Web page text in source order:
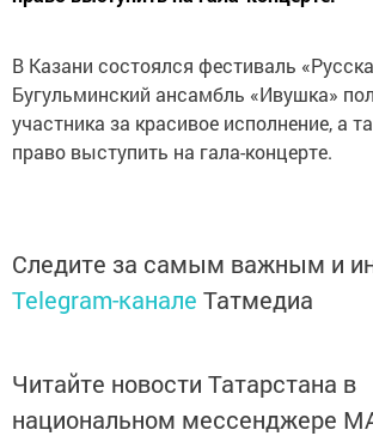
В Казани состоялся фестиваль
Бугульминский ансамбль «Ивушка»
участника за красивое исполнение, а
право выступить на гала-концерте.
Следите за самым важным и
Telegram-канале Татмедиа
Читайте новости Татарстана в
национальном мессенджере